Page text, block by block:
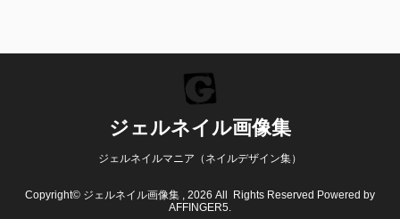
ジェルネイル画像集
ジェルネイルマニア（ネイルデザイン集）
Copyright© ジェルネイル画像集 , 2026 All Rights Reserved Powered by
AFFINGER5